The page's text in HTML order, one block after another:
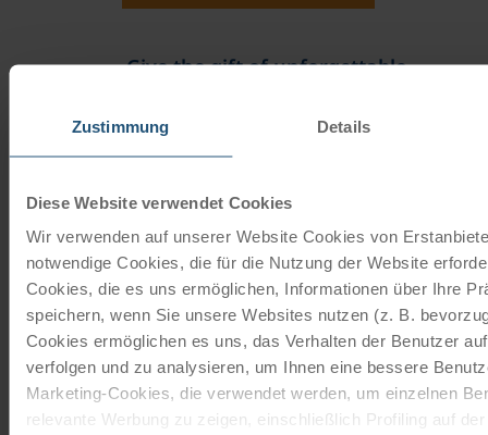
Zustimmung Details
Diese Website verwendet Cookies
Wir verwenden auf unserer Website Cookies von
notwendige Cookies, die für die Nutzung der Website
Cookies, die es uns ermöglichen, Informationen über Ihre
speichern, wenn Sie unsere Websites nutzen (z. B.
Cookies ermöglichen es uns, das Verhalten der Benutzer
verfolgen und zu analysieren, um Ihnen eine bessere
Marketing-Cookies, die verwendet werden, um einzelnen
relevante Werbung zu zeigen, einschließlich Profiling auf
Give the gift of unforgettable
With a travel voucher you always have the
ORDER NOW
Subscribe to our newsletter
TOP offers, promotions - Always up to date!
REGISTER NOW